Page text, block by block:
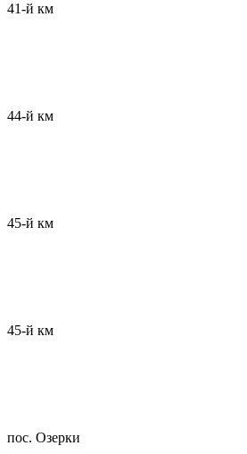
41-й км
44-й км
45-й км
45-й км
пос. Озерки